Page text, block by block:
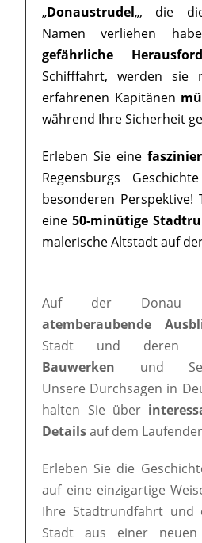
„Donaustrudel„, die
Namen verliehen
gefährliche
Schifffahrt, werden sie
erfahrenen Kapitänen
während Ihre Sicherheit
Erleben Sie eine
Regensburgs
besonderen Perspektive!
eine 50-minütige
malerische Altstadt auf
Auf der Donau
atemberaubende
Stadt und deren
Bauwerken und
Unsere Durchsagen in
halten Sie über
Detailsauf dem
Erleben Sie die
auf eine einzigartige
Ihre Stadtrundfahrt und
Stadt aus einer neuen